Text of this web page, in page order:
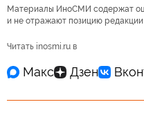
Материалы ИноСМИ содержат
и не отражают позицию
Читать inosmi.ru в